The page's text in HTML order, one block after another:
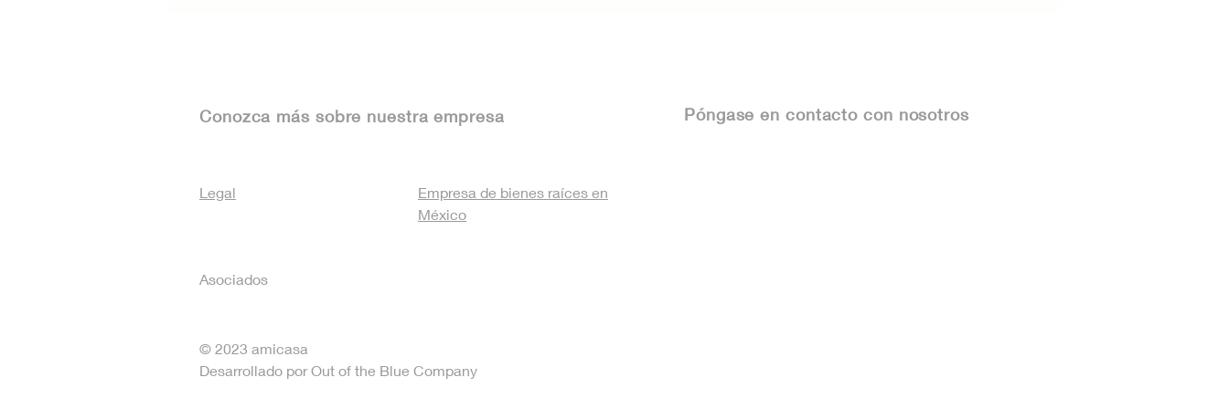
Conozca más sobre nuestra empresa Póngase en contacto con nosotros
Legal
Empresa de bienes raíces en
México
Asociados
© 2023 amicasa
Desarrollado por Out of the Blue Company